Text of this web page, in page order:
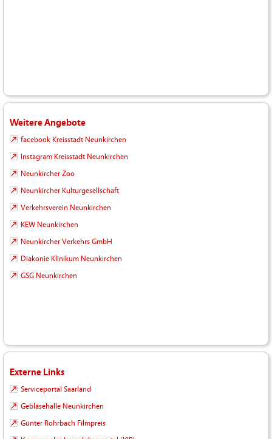
Weitere Angebote
facebook Kreisstadt Neunkirchen
Instagram Kreisstadt Neunkirchen
Neunkircher Zoo
Neunkircher Kulturgesellschaft
Verkehrsverein Neunkirchen
KEW Neunkirchen
Neunkircher Verkehrs GmbH
Diakonie Klinikum Neunkirchen
GSG Neunkirchen
Externe Links
Serviceportal Saarland
Gebläsehalle Neunkirchen
Günter Rohrbach Filmpreis